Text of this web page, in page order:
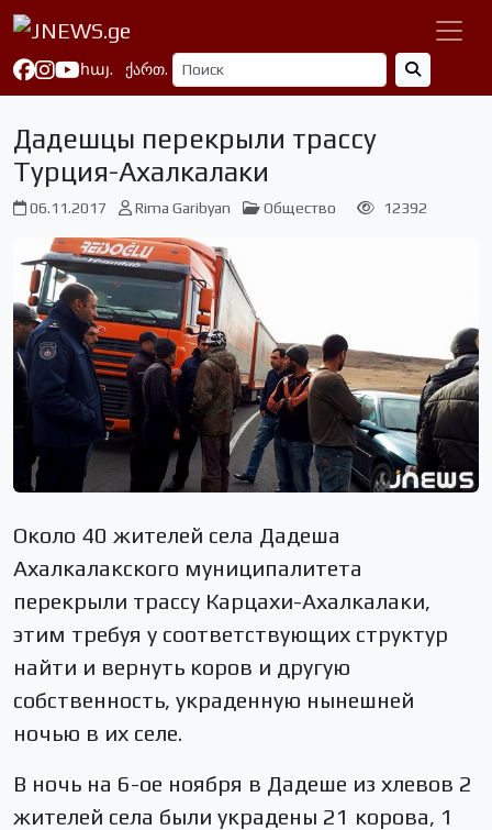
հայ. ქართ.
Дадешцы перекрыли трассу
Турция-Ахалкалаки
06.11.2017 Rima Garibyan Общество 12392
Около 40 жителей села Дадеша
Ахалкалакского муниципалитета
перекрыли трассу Карцахи-Ахалкалаки,
этим требуя у соответствующих структур
найти и вернуть коров и другую
собственность, украденную нынешней
ночью в их селе.
В ночь на 6-ое ноября в Дадеше из хлевов 2
жителей села были украдены 21 корова, 1